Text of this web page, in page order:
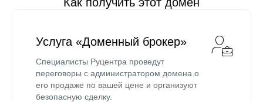
Услуга «Доменный брокер»
Специалисты Руцентра проведут
переговоры с администратором домена о
его продаже по вашей цене и организуют
безопасную сделку.